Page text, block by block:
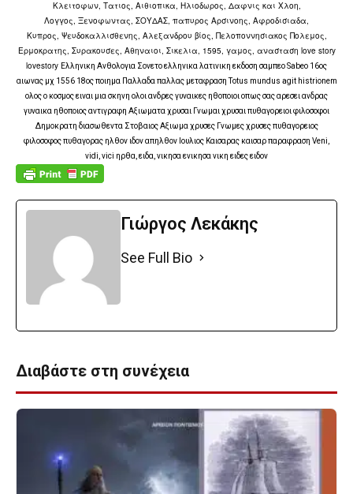
Κλειτοφων, Τατιος, Αιθιοπικα, Ηλιοδωρος, Δαφνις και Χλοη,
Λογγος, Ξενοφωντας, ΣΟΥΔΑΣ, παπυρος Αρσινοης, Αφροδισιαδα,
Κυπρος, Ψευδοκαλλισθενης, Αλεξανδρου βίος, Πελοποννησιακος Πολεμος,
Ερμοκρατης, Συρακουσες, Αθηναιοι, Σικελια, 1595, γαμος, ανασταση love story
lovestory Ελληνικη Ανθολογια Σονετο ελληνικα λατινικη εκδοση σαμπεο Sabeo 16ος
αιωνας μχ 1556 18ος ποιημα Παλλαδα παλλας μεταφραση Totus mundus agit histrionem
ολος ο κοσμος ειναι μια σκηνη ολοι ανδρες γυναικες ηθοποιοι οπως σας αρεσει ανδρας
γυναικα ηθοποιος αντιγραφη Αξιωματα χρυσαι Γνωμαι χρυσαι πυθαγορειοι φιλοσοφοι
Δημοκρατη διασωθεντα Στοβαιος Αξιωμα χρυσες Γνωμες χρυσες πυθαγορειος
φιλοσοφος πυθαγορας ηλθον ιδον απηλθον Ιουλιος Καισαρας καισαρ παραφραση Veni,
vidi, vici ηρθα, ειδα, νικησα ενικησα νικη ειδες ειδον
Γιώργος Λεκάκης
See Full Bio
Διαβάστε στη συνέχεια